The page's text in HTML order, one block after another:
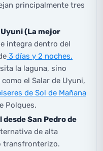
principalmente tres
(La mejor
integra dentro del
3 días y 2 noches.
la laguna, sino
el Salar de Uyuni,
de Sol de Mañana
Polques.
San Pedro de
de alta
transfronterizo.